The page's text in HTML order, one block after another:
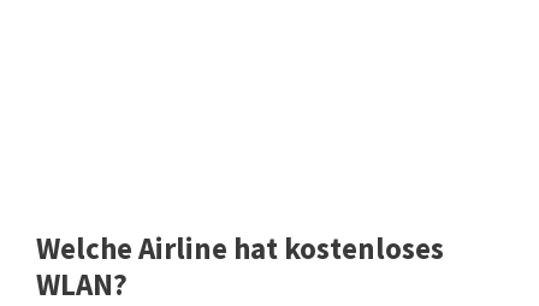
Welche Airline hat kostenloses
WLAN?